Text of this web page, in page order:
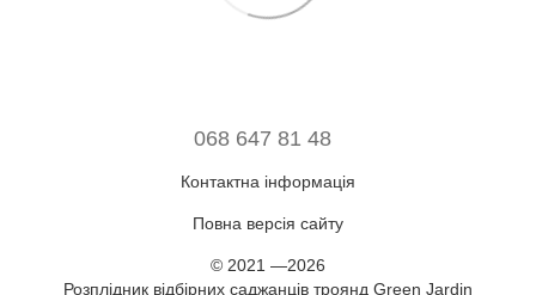
068 647 81 48
Контактна інформація
Повна версія сайту
© 2021 —2026
Розплідник відбірних саджанців троянд Green Jardin